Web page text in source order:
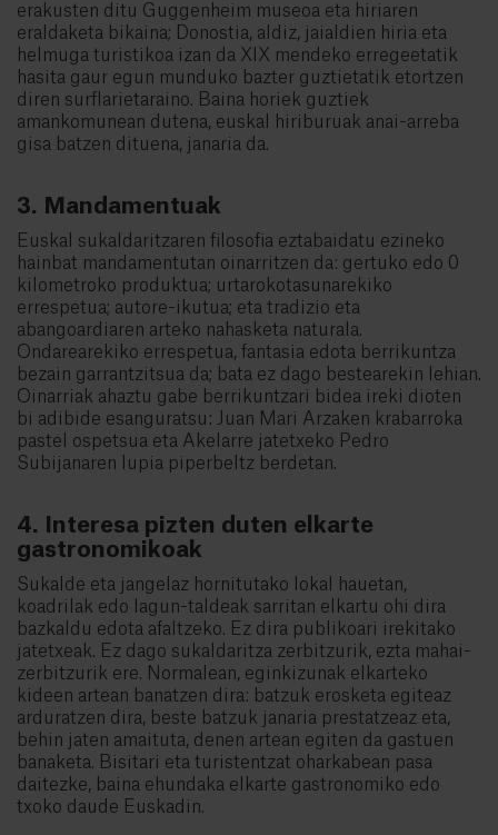
erakusten ditu Guggenheim museoa eta hiriaren
eraldaketa bikaina; Donostia, aldiz, jaialdien hiria eta
helmuga turistikoa izan da XIX mendeko erregeetatik
hasita gaur egun munduko bazter guztietatik etortzen
diren surflarietaraino. Baina horiek guztiek
amankomunean dutena, euskal hiriburuak anai-arreba
gisa batzen dituena, janaria da.
3. Mandamentuak
Euskal sukaldaritzaren filosofia eztabaidatu ezineko
hainbat mandamentutan oinarritzen da: gertuko edo 0
kilometroko produktua; urtarokotasunarekiko
errespetua; autore-ikutua; eta tradizio eta
abangoardiaren arteko nahasketa naturala.
Ondarearekiko errespetua, fantasia edota berrikuntza
bezain garrantzitsua da; bata ez dago bestearekin lehian.
Oinarriak ahaztu gabe berrikuntzari bidea ireki dioten
bi adibide esanguratsu: Juan Mari Arzaken krabarroka
pastel ospetsua eta Akelarre jatetxeko Pedro
Subijanaren lupia piperbeltz berdetan.
4. Interesa pizten duten elkarte
gastronomikoak
Sukalde eta jangelaz hornitutako lokal hauetan,
koadrilak edo lagun-taldeak sarritan elkartu ohi dira
bazkaldu edota afaltzeko. Ez dira publikoari irekitako
jatetxeak. Ez dago sukaldaritza zerbitzurik, ezta mahai-
zerbitzurik ere. Normalean, eginkizunak elkarteko
kideen artean banatzen dira: batzuk erosketa egiteaz
arduratzen dira, beste batzuk janaria prestatzeaz eta,
behin jaten amaituta, denen artean egiten da gastuen
banaketa. Bisitari eta turistentzat oharkabean pasa
daitezke, baina ehundaka elkarte gastronomiko edo
txoko daude Euskadin.